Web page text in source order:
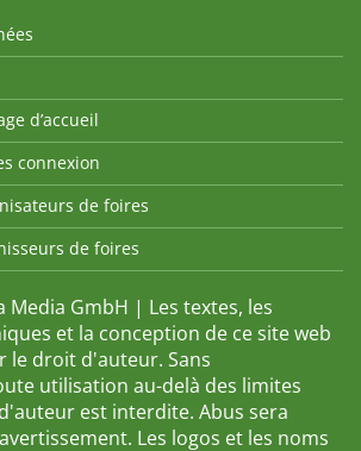
d’accueil
connexion
de foires
de foires
Media GmbH | Les textes, les
et la conception de ce site web
le droit d'auteur. Sans
utilisation au-delà des limites
est interdite. Abus sera
Les logos et les noms